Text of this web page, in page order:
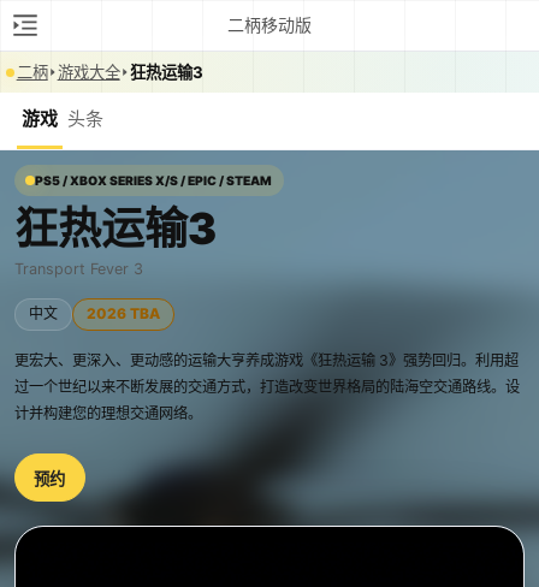
二柄移动版
二柄 游戏大全 狂热运输3
游戏 头条
PS5 / XBOX SERIES X/S / EPIC / STEAM
狂热运输3
Transport Fever 3
中文 2026 TBA
更宏大、更深入、更动感的运输大亨养成游戏《狂热运输 3》强势回归。利用超
过一个世纪以来不断发展的交通方式，打造改变世界格局的陆海空交通路线。设
计并构建您的理想交通网络。
预约